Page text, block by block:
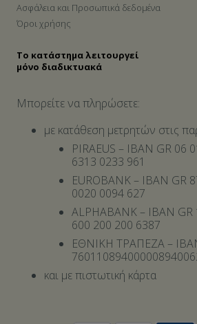
Ασφάλεια και Προσωπικά δεδομένα
Όροι χρήσης
Το κατάστημα λειτουργεί
μόνο διαδικτυακά
Μπορείτε να πληρώσετε:
με κατάθεση μετρητών στις
PIRAEUS – IBAN GR 06
6313 0233 961
EUROBANK – IBAN GR
0020 0094 627
ALPHABANK – IBAN
600 200 200 6387
ΕΘΝΙΚΗ ΤΡΑΠΕΖΑ –
και με πιστωτική κάρτα